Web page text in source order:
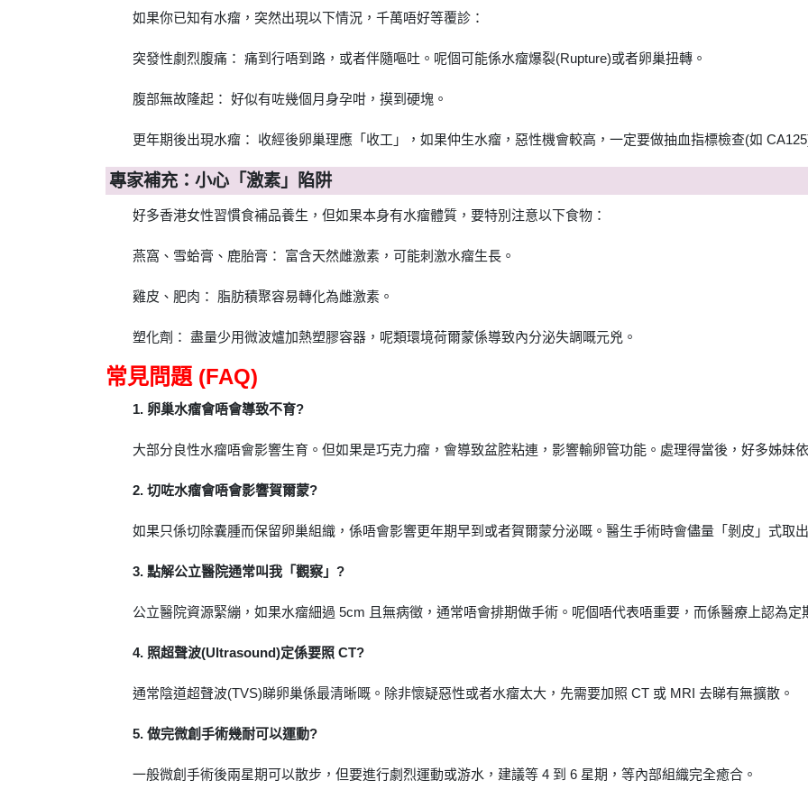
如果你已知有水瘤，突然出現以下情況，千萬唔好等覆診：
突發性劇烈腹痛： 痛到行唔到路，或者伴隨嘔吐。呢個可能係水瘤爆裂(Rupture)或者卵巢扭轉。
腹部無故隆起： 好似有咗幾個月身孕咁，摸到硬塊。
更年期後出現水瘤： 收經後卵巢理應「收工」，如果仲生水瘤，惡性機會較高，一定要做抽血指標檢查(如
專家補充：小心「激素」陷阱
好多香港女性習慣食補品養生，但如果本身有水瘤體質，要特別注意以下食物：
燕窩、雪蛤膏、鹿胎膏： 富含天然雌激素，可能刺激水瘤生長。
雞皮、肥肉： 脂肪積聚容易轉化為雌激素。
塑化劑： 盡量少用微波爐加熱塑膠容器，呢類環境荷爾蒙係導致內分泌失調嘅元兇。
常見問題 (FAQ)
1. 卵巢水瘤會唔會導致不育?
大部分良性水瘤唔會影響生育。但如果是巧克力瘤，會導致盆腔粘連，影響輸卵管功能。處理得當後，好多姊妹
2. 切咗水瘤會唔會影響賀爾蒙?
如果只係切除囊腫而保留卵巢組織，係唔會影響更年期早到或者賀爾蒙分泌嘅。醫生手術時會儘量「剝皮」式取
3. 點解公立醫院通常叫我「觀察」?
公立醫院資源緊繃，如果水瘤細過 5cm 且無病徵，通常唔會排期做手術。呢個唔代表唔重要，而係醫療上認為
4. 照超聲波(Ultrasound)定係要照 CT?
通常陰道超聲波(TVS)睇卵巢係最清晰嘅。除非懷疑惡性或者水瘤太大，先需要加照 CT 或 MRI 去睇有無擴散。
5. 做完微創手術幾耐可以運動?
一般微創手術後兩星期可以散步，但要進行劇烈運動或游水，建議等 4 到 6 星期，等內部組織完全癒合。